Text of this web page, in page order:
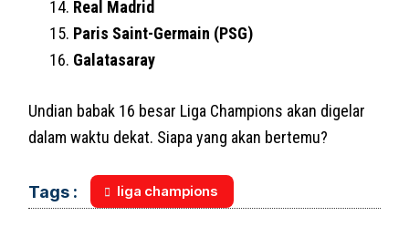
Real Madrid
Paris Saint-Germain (PSG)
Galatasaray
Undian babak 16 besar Liga Champions akan digelar
dalam waktu dekat. Siapa yang akan bertemu?
Tags : liga champions